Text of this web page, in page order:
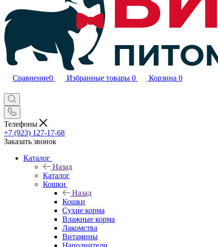
Сравнение0 Избранные товары 0 Корзина 0
Телефоны
+7 (923) 127-17-68
Заказать звонок
Каталог
Назад
Каталог
Кошки
Назад
Кошки
Сухие корма
Влажные корма
Лакомства
Витамины
Наполнители